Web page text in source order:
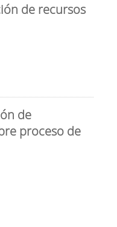
de recursos
de
proceso de